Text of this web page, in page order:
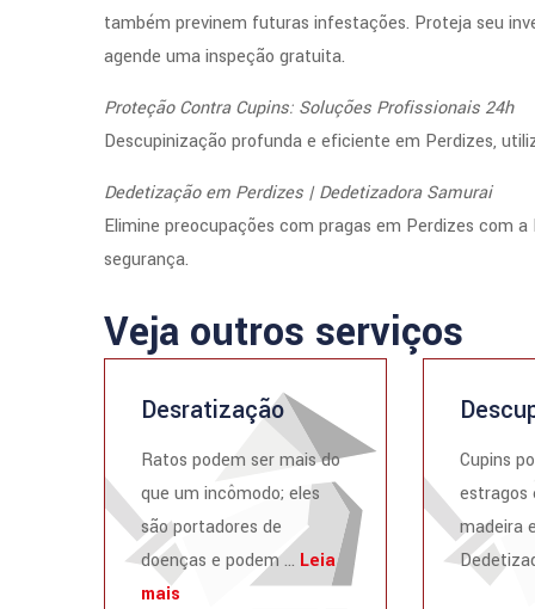
também previnem futuras infestações. Proteja seu
agende uma inspeção gratuita.
Proteção Contra Cupins: Soluções Profissionais 24h
Descupinização profunda e eficiente em Perdizes,
Dedetização em Perdizes | Dedetizadora Samurai
Elimine preocupações com pragas em Perdizes com
segurança.
Veja outros serviços
Desratização
Ratos podem ser mais do
que um incômodo; eles
são portadores de
doenças e podem ... Leia
mais
Cupins
estragos
madeira